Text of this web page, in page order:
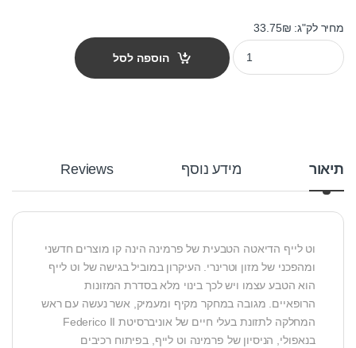
מחיר לק"ג: 33.75₪
מזון כלבים רפואי וט לייף Struvite לטיפול באבני סטרוויט 12 ק"ג quantity
הוספה לסל
תיאור מידע נוסף Reviews
וט לייף הדיאטה הטבעית של פרמינה הינה קו מוצרים חדשני
ומהפכני של מזון וטרינרי. העיקרון במוביל בגישה של וט לייף
הוא הטבע עצמו ויש לכך בינוי מלא בסדרת המזונות
הרופאיים. מגובה במחקר מקיף ומעמיק, אשר נעשה עם ראש
המחלקה לתזונת בעלי חיים של אוניברסיטת Federico II
בנאפולי, הניסיון של פרמינה וט לייף, בפיתוח רכיבים